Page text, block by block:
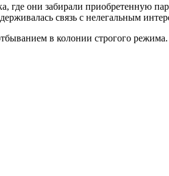
где они забирали приобретенную
связь с нелегальным
в колонии строгого режима.